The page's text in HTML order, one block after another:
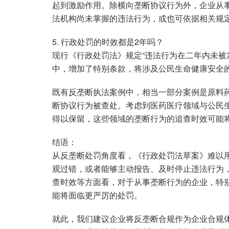
起到激励作用。除横向垄断协议行为外，企业
法机构尚未掌握的违法行为，或也可依据相关规
5. 行政处罚的时效都是2年吗？
现行《行政处罚法》规定“违法行为在二年内未
中，增加了特别条款，将涉及公民生命健康安
既有反垄断执法案例中，相当一部分案例是原
断协议行为被查处。考虑到医药医疗领域与公
得以保留，这些领域的垄断行为的追查时效可
结语：
从反垄断处罚角度看，《行政处罚法草案》难
观过错，或者能够主动报告、及时停止违法行
查时效等方面看，对于从事垄断行为的企业，
能将面临更严厉的处罚。
就此，我们建议企业将反垄断合规作为企业合